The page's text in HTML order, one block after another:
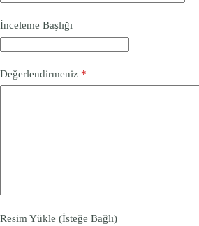
İnceleme Başlığı
Değerlendirmeniz *
Resim Yükle (İsteğe Bağlı)